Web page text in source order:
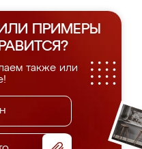
ПРИМЕРЫ
также или